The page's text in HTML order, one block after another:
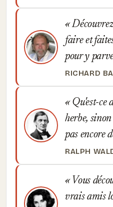
faire et
pour y
RICHARD
Qu'est-ce
herbe,
pas encore
RALPH
Vous
vrais amis